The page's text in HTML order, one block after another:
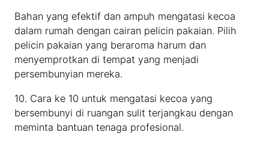
Bahan yang efektif dan ampuh mengatasi kecoa
dalam rumah dengan cairan pelicin pakaian. Pilih
pelicin pakaian yang beraroma harum dan
menyemprotkan di tempat yang menjadi
persembunyian mereka.
10. Cara ke 10 untuk mengatasi kecoa yang
bersembunyi di ruangan sulit terjangkau dengan
meminta bantuan tenaga profesional.